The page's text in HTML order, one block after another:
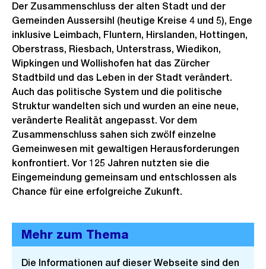
t
i
l
s
c
h
Der Zusammenschluss der alten Stadt und der
Gemeinden Aussersihl (heutige Kreise 4 und 5), Enge
inklusive Leimbach, Fluntern, Hirslanden, Hottingen,
Oberstrass, Riesbach, Unterstrass, Wiedikon,
Wipkingen und Wollishofen hat das Zürcher
Stadtbild und das Leben in der Stadt verändert.
Auch das politische System und die politische
Struktur wandelten sich und wurden an eine neue,
veränderte Realität angepasst. Vor dem
Zusammenschluss sahen sich zwölf einzelne
Gemeinwesen mit gewaltigen Herausforderungen
konfrontiert. Vor 125 Jahren nutzten sie die
Eingemeindung gemeinsam und entschlossen als
Chance für eine erfolgreiche Zukunft.
Mehr zum Thema
Die Informationen auf dieser Webseite sind den